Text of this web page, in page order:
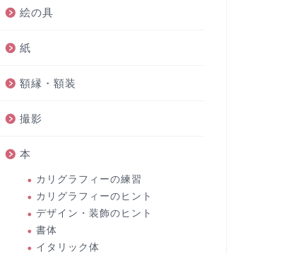
絵の具
紙
額縁・額装
撮影
本
カリグラフィーの練習
カリグラフィーのヒント
デザイン・装飾のヒント
書体
イタリック体